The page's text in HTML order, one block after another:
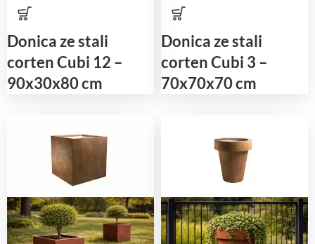
Donica ze stali
corten Cubi 12 –
90x30x80 cm
Donica ze stali
corten Cubi 3 –
70x70x70 cm